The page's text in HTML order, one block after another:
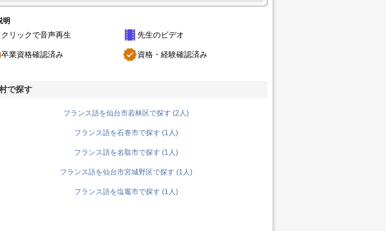
明
クリックで音声再生 theaters 先生のビデオ
卒業資格確認済み verified資格・経験確認済み
で探す
フランス語を仙台市若林区で探す (2人)
フランス語を石巻市で探す (1人)
フランス語を名取市で探す (1人)
フランス語を仙台市宮城野区で探す (1人)
フランス語を塩竈市で探す (1人)